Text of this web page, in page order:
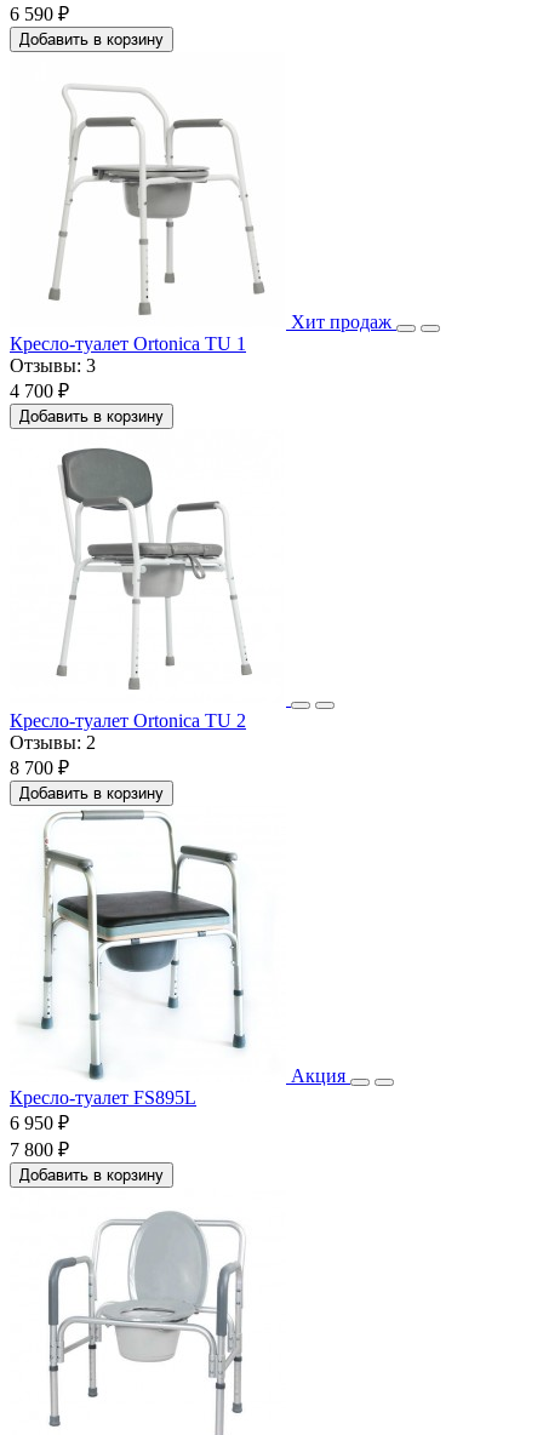
6 590 ₽
Добавить в корзину
Хит продаж
Кресло-туалет Ortonica TU 1
Отзывы: 3
4 700 ₽
Добавить в корзину
Кресло-туалет Ortonica TU 2
Отзывы: 2
8 700 ₽
Добавить в корзину
Акция
Кресло-туалет FS895L
6 950 ₽
7 800 ₽
Добавить в корзину